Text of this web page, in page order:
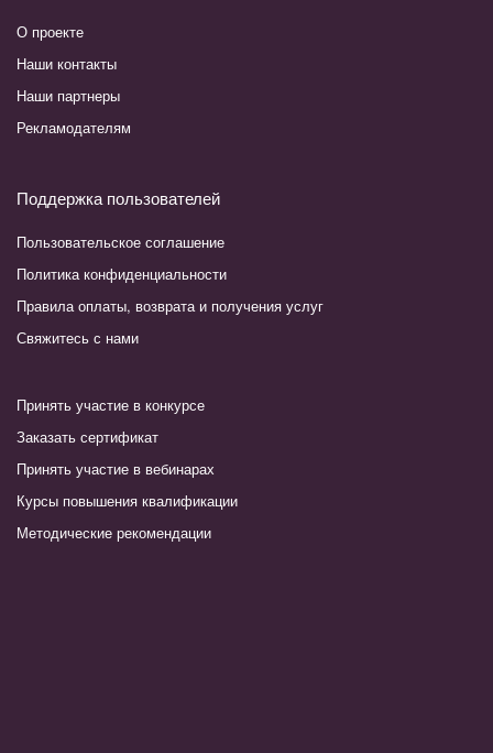
О проекте
Наши контакты
Наши партнеры
Рекламодателям
Поддержка пользователей
Пользовательское соглашение
Политика конфиденциальности
Правила оплаты, возврата и получения услуг
Свяжитесь с нами
Принять участие в конкурсе
Заказать сертификат
Принять участие в вебинарах
Курсы повышения квалификации
Методические рекомендации